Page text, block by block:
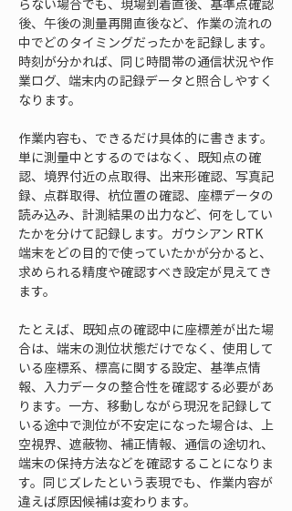
らない場合でも、現場到着直後、基準点確認
後、午後の測量再開直後など、作業の流れの
中でどのタイミングだったかを記録します。
時刻が分かれば、同じ時間帯の通信状況や作
業ログ、端末内の記録データと照合しやすく
なります。
作業内容も、できるだけ具体的に書きます。
単に測量中とするのではなく、既知点の確
認、境界付近の点取得、出来形確認、写真記
録、点群取得、杭位置の確認、座標データの
読み込み、計測結果の出力など、何をしてい
たかを分けて記録します。ガウシアン RTK
端末をどの目的で使っていたかが分かると、
求められる精度や確認すべき設定が見えてき
ます。
たとえば、既知点の確認中に座標差が出た場
合は、端末の測位状態だけでなく、使用して
いる座標系、標高に関する設定、基準点情
報、入力データの整合性を確認する必要があ
ります。一方、移動しながら現況を記録して
いる途中で測位が不安定になった場合は、上
空視界、遮蔽物、補正情報、通信の途切れ、
端末の保持方法などを確認することになりま
す。同じズレたという表現でも、作業内容が
違えば原因候補は変わります。